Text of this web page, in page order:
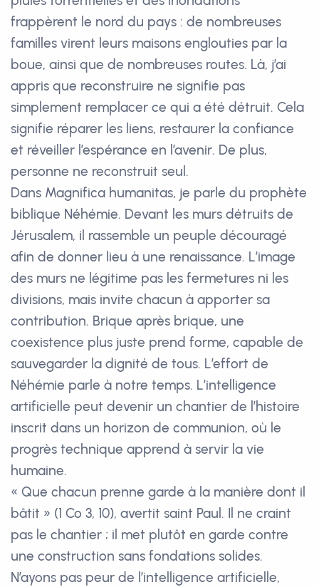
frappèrent le nord du pays : de nombreuses
familles virent leurs maisons englouties par la
boue, ainsi que de nombreuses routes. Là, j’ai
appris que reconstruire ne signifie pas
simplement remplacer ce qui a été détruit. Cela
signifie réparer les liens, restaurer la confiance
et réveiller l’espérance en l’avenir. De plus,
personne ne reconstruit seul.
Dans Magnifica humanitas, je parle du prophète
biblique Néhémie. Devant les murs détruits de
Jérusalem, il rassemble un peuple découragé
afin de donner lieu à une renaissance. L’image
des murs ne légitime pas les fermetures ni les
divisions, mais invite chacun à apporter sa
contribution. Brique après brique, une
coexistence plus juste prend forme, capable de
sauvegarder la dignité de tous. L’effort de
Néhémie parle à notre temps. L’intelligence
artificielle peut devenir un chantier de l’histoire
inscrit dans un horizon de communion, où le
progrès technique apprend à servir la vie
humaine.
« Que chacun prenne garde à la manière dont il
bâtit » (1 Co 3, 10), avertit saint Paul. Il ne craint
pas le chantier ; il met plutôt en garde contre
une construction sans fondations solides.
N’ayons pas peur de l’intelligence artificielle,